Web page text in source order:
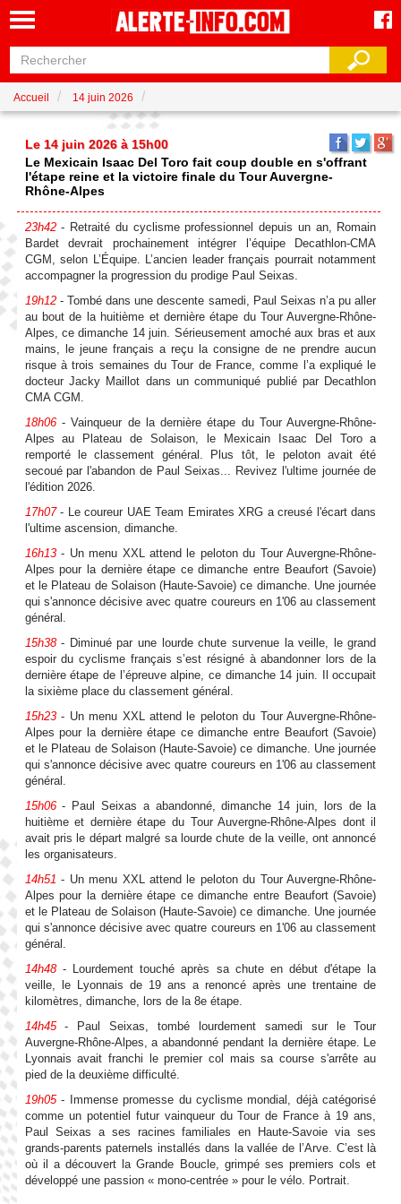
Accueil 14 juin 2026
Le 14 juin 2026 à 15h00
Le Mexicain Isaac Del Toro fait coup double en s'offrant
l'étape reine et la victoire finale du Tour Auvergne-
Rhône-Alpes
23h42- Retraité du cyclisme professionnel depuis un an, Romain
Bardet devrait prochainement intégrer l’équipe Decathlon-CMA
CGM, selon L’Équipe. L’ancien leader français pourrait notamment
accompagner la progression du prodige Paul Seixas.
19h12- Tombé dans une descente samedi, Paul Seixas n’a pu aller
au bout de la huitième et dernière étape du Tour Auvergne-Rhône-
Alpes, ce dimanche 14 juin. Sérieusement amoché aux bras et aux
mains, le jeune français a reçu la consigne de ne prendre aucun
risque à trois semaines du Tour de France, comme l’a expliqué le
docteur Jacky Maillot dans un communiqué publié par Decathlon
CMA CGM.
18h06- Vainqueur de la dernière étape du Tour Auvergne-Rhône-
Alpes au Plateau de Solaison, le Mexicain Isaac Del Toro a
remporté le classement général. Plus tôt, le peloton avait été
secoué par l'abandon de Paul Seixas... Revivez l'ultime journée de
l'édition 2026.
17h07- Le coureur UAE Team Emirates XRG a creusé l'écart dans
l'ultime ascension, dimanche.
16h13- Un menu XXL attend le peloton du Tour Auvergne-Rhône-
Alpes pour la dernière étape ce dimanche entre Beaufort (Savoie)
et le Plateau de Solaison (Haute-Savoie) ce dimanche. Une journée
qui s'annonce décisive avec quatre coureurs en 1'06 au classement
général.
15h38- Diminué par une lourde chute survenue la veille, le grand
espoir du cyclisme français s’est résigné à abandonner lors de la
dernière étape de l’épreuve alpine, ce dimanche 14 juin. Il occupait
la sixième place du classement général.
15h23- Un menu XXL attend le peloton du Tour Auvergne-Rhône-
Alpes pour la dernière étape ce dimanche entre Beaufort (Savoie)
et le Plateau de Solaison (Haute-Savoie) ce dimanche. Une journée
qui s'annonce décisive avec quatre coureurs en 1'06 au classement
général.
15h06- Paul Seixas a abandonné, dimanche 14 juin, lors de la
huitième et dernière étape du Tour Auvergne-Rhône-Alpes dont il
avait pris le départ malgré sa lourde chute de la veille, ont annoncé
les organisateurs.
14h51 - Un menu XXL attend le peloton du Tour Auvergne-Rhône-
Alpes pour la dernière étape ce dimanche entre Beaufort (Savoie)
et le Plateau de Solaison (Haute-Savoie) ce dimanche. Une journée
qui s'annonce décisive avec quatre coureurs en 1'06 au classement
général.
14h48- Lourdement touché après sa chute en début d'étape la
veille, le Lyonnais de 19 ans a renoncé après une trentaine de
kilomètres, dimanche, lors de la 8e étape.
14h45- Paul Seixas, tombé lourdement samedi sur le Tour
Auvergne-Rhône-Alpes, a abandonné pendant la dernière étape. Le
Lyonnais avait franchi le premier col mais sa course s'arrête au
pied de la deuxième difficulté.
19h05- Immense promesse du cyclisme mondial, déjà catégorisé
comme un potentiel futur vainqueur du Tour de France à 19 ans,
Paul Seixas a ses racines familiales en Haute-Savoie via ses
grands-parents paternels installés dans la vallée de l’Arve. C’est là
où il a découvert la Grande Boucle, grimpé ses premiers cols et
développé une passion « mono-centrée » pour le vélo. Portrait.